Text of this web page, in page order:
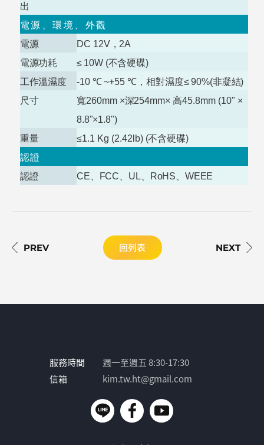
出
電源、環境、外觀
電源
DC 12V， 2A
電源功耗
≤ 10W(不含硬碟)
工作溫濕度
-10 ℃~+55 ℃ ，相對濕度≤90%(非凝結)
尺寸
寬260mm ×深254mm×高45.8mm (10" ×
8.8"×1.8")
重量
≤1.1 Kg (2.42lb) (不含硬碟)
認證
認證
CE FCC UL RoHS 、WEEE
回列表
服務時間
週一至週五 8:30-17:30
信箱
kim.tw.ht@gmail.com